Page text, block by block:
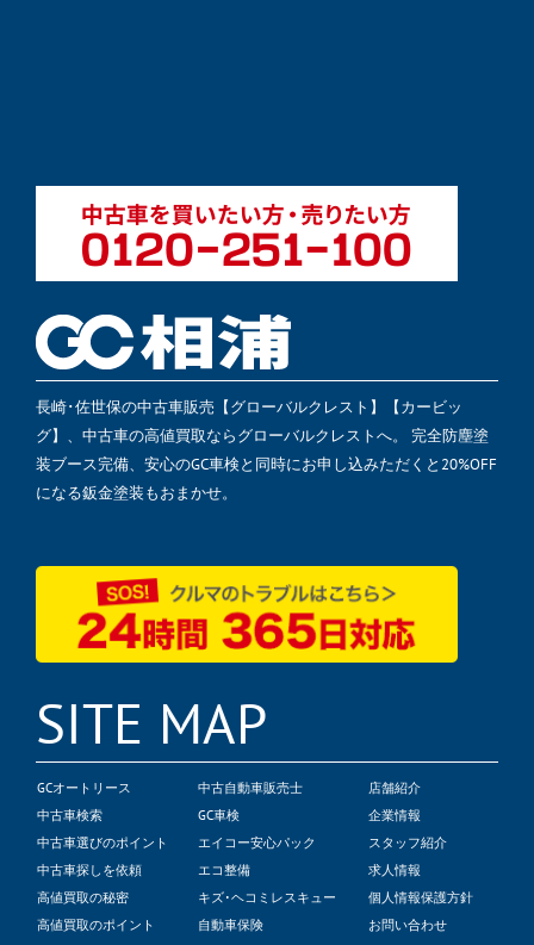
長崎･佐世保の中古車販売【グローバルクレスト】【カービッ
グ】、中古車の高値買取ならグローバルクレストへ。 完全防塵塗
装ブース完備、安心のGC車検と同時にお申し込みただくと20%OFF
になる鈑金塗装もおまかせ。
SITE MAP
GCオートリース
中古車検索
中古車選びのポイント
中古車探しを依頼
高値買取の秘密
高値買取のポイント
中古自動車販売士
GC車検
エイコー安心パック
エコ整備
キズ･ヘコミレスキュー
自動車保険
店舗紹介
企業情報
スタッフ紹介
求人情報
個人情報保護方針
お問い合わせ